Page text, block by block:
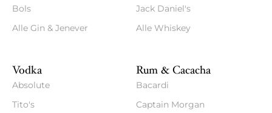
Bols
Alle Gin & Jenever
Jack Daniel's
Alle Whiskey
Vodka
Absolute
Tito's
Rum & Cacacha
Bacardi
Captain Morgan